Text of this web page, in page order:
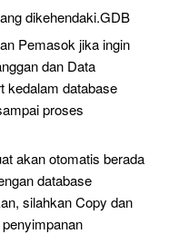
dikehendaki.GDB
Pemasok jika ingin
dan Data
kedalam database
proses
akan otomatis berada
database
silahkan Copy dan